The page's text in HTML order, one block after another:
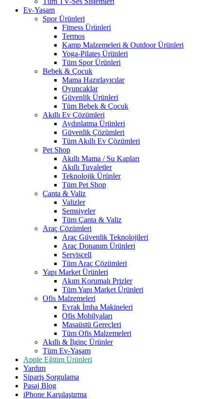
Ev-Yaşam
Spor Ürünleri
Fitness Ürünleri
Termos
Kamp Malzemeleri & Outdoor Ürünleri
Yoga-Pilates Ürünleri
Tüm Spor Ürünleri
Bebek & Çocuk
Mama Hazırlayıcılar
Oyuncaklar
Güvenlik Ürünleri
Tüm Bebek & Çocuk
Akıllı Ev Çözümleri
Aydınlatma Ürünleri
Güvenlik Çözümleri
Tüm Akıllı Ev Çözümleri
Pet Shop
Akıllı Mama / Su Kapları
Akıllı Tuvaletler
Teknolojik Ürünler
Tüm Pet Shop
Çanta & Valiz
Valizler
Şemsiyeler
Tüm Çanta & Valiz
Araç Çözümleri
Araç Güvenlik Teknolojileri
Araç Donanım Ürünleri
Serviscell
Tüm Araç Çözümleri
Yapı Market Ürünleri
Akım Korumalı Prizler
Tüm Yapı Market Ürünleri
Ofis Malzemeleri
Evrak İmha Makineleri
Ofis Mobilyaları
Masaüstü Gereçleri
Tüm Ofis Malzemeleri
Akıllı & İlginç Ürünler
Tüm Ev-Yaşam
Apple Eğitim Ürünleri
Yardım
Sipariş Sorgulama
Pasaj Blog
iPhone Karşılaştırma